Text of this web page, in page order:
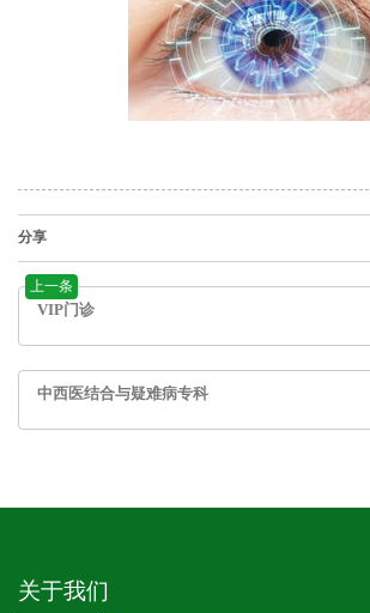
分享
上一条
VIP门诊
中西医结合与疑难病专科
关于我们